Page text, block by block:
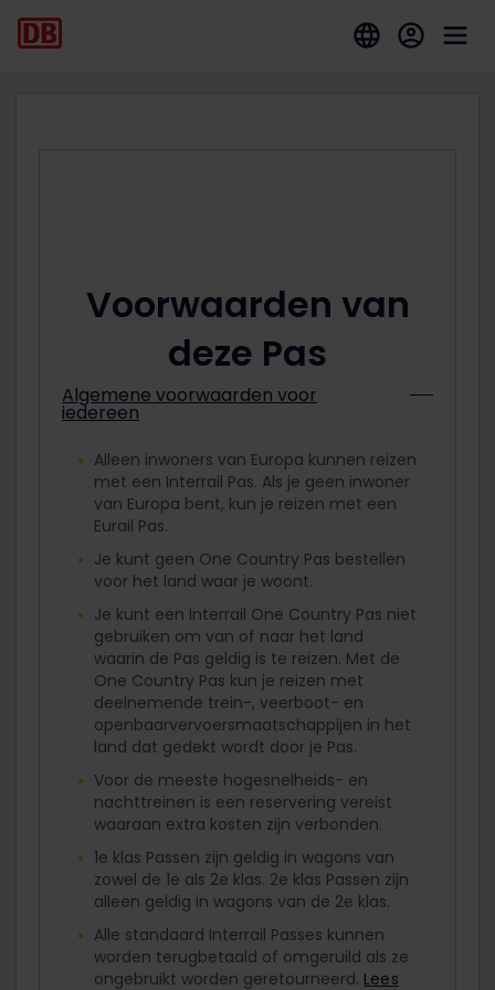
Voorwaarden van
deze Pas
Algemene voorwaarden voor
iedereen
Alleen inwoners van Europa kunnen reizen
met een Interrail Pas. Als je geen inwoner
van Europa bent, kun je reizen met een
Eurail Pas.
Je kunt geen One Country Pas bestellen
voor het land waar je woont.
Je kunt een Interrail One Country Pas niet
gebruiken om van of naar het land
waarin de Pas geldig is te reizen. Met de
One Country Pas kun je reizen met
deelnemende trein-, veerboot- en
openbaarvervoersmaatschappijen in het
land dat gedekt wordt door je Pas.
Voor de meeste hogesnelheids- en
nachttreinen is een reservering vereist
waaraan extra kosten zijn verbonden.
1e klas Passen zijn geldig in wagons van
zowel de 1e als 2e klas. 2e klas Passen zijn
alleen geldig in wagons van de 2e klas.
Alle standaard Interrail Passes kunnen
worden terugbetaald of omgeruild als ze
ongebruikt worden geretourneerd. Lees